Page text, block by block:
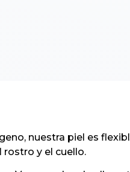
nuestra piel es
rostro y el cuello.